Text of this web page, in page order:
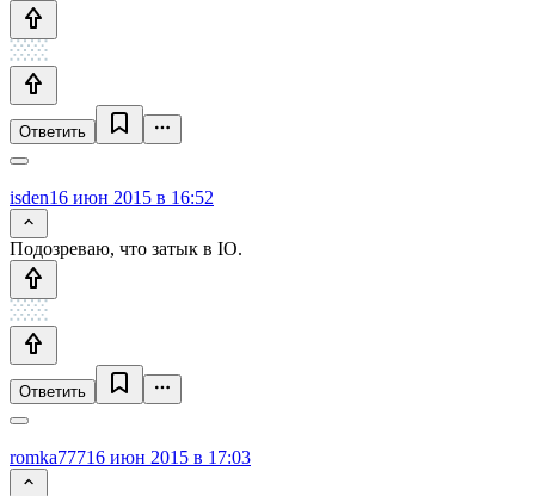
Ответить
isden16 июн 2015 в 16:52
Подозреваю, что затык в IO.
Ответить
romka77716 июн 2015 в 17:03